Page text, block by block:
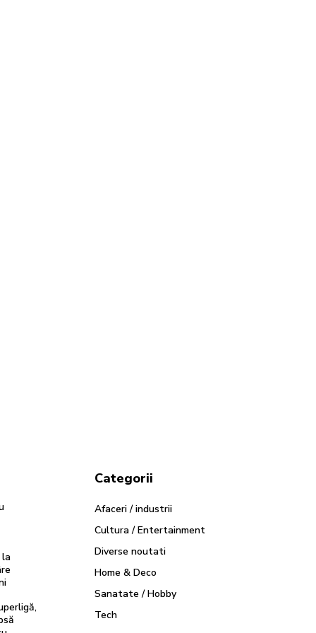
la
Categorii
Afaceri / industrii
Cultura / Entertainment
Diverse noutati
Home & Deco
Sanatate / Hobby
Tech